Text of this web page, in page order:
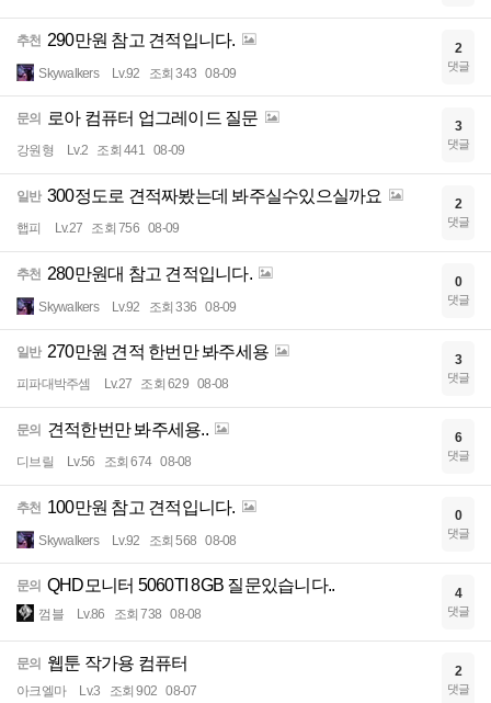
추천 290만원 참고 견적입니다.
Skywalkers Lv.92 조회 343 08-09
2
댓글
문의 로아 컴퓨터 업그레이드 질문
강원형 Lv.2 조회 441 08-09
3
댓글
일반 300정도로 견적짜봤는데 봐주실수있으실까요
햅피 Lv.27 조회 756 08-09
2
댓글
추천 280만원대 참고 견적입니다.
Skywalkers Lv.92 조회 336 08-09
0
댓글
일반 270만원 견적 한번만 봐주세용
피파대박주셈 Lv.27 조회 629 08-08
3
댓글
문의 견적한번만 봐주세용..
디브릴 Lv.56 조회 674 08-08
6
댓글
추천 100만원 참고 견적입니다.
Skywalkers Lv.92 조회 568 08-08
0
댓글
문의 QHD모니터 5060TI 8GB 질문있습니다..
껌블 Lv.86 조회 738 08-08
4
댓글
문의 웹툰 작가용 컴퓨터
아크엘마 Lv.3 조회 902 08-07
2
댓글